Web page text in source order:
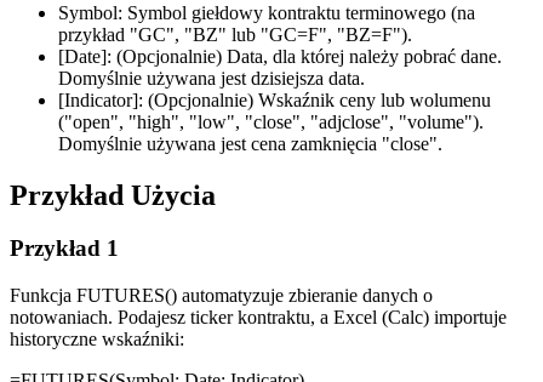
Symbol: Symbol giełdowy kontraktu terminowego (na
przykład "GC", "BZ" lub "GC=F", "BZ=F").
[Date]: (Opcjonalnie) Data, dla której należy pobrać dane.
Domyślnie używana jest dzisiejsza data.
[Indicator]: (Opcjonalnie) Wskaźnik ceny lub wolumenu
("open", "high", "low", "close", "adjclose", "volume").
Domyślnie używana jest cena zamknięcia "close".
Przykład Użycia
Przykład 1
Funkcja FUTURES() automatyzuje zbieranie danych o
notowaniach. Podajesz ticker kontraktu, a Excel (Calc) importuje
historyczne wskaźniki: